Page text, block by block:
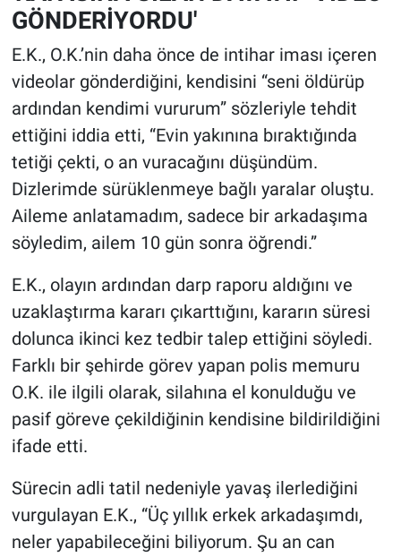
GÖNDERİYORDU'
E.K., O.K.’nin daha önce de intihar iması içeren
videolar gönderdiğini, kendisini “seni öldürüp
ardından kendimi vururum” sözleriyle tehdit
ettiğini iddia etti, “Evin yakınına bıraktığında
tetiği çekti, o an vuracağını düşündüm.
Dizlerimde sürüklenmeye bağlı yaralar oluştu.
Aileme anlatamadım, sadece bir arkadaşıma
söyledim, ailem 10 gün sonra öğrendi.”
E.K., olayın ardından darp raporu aldığını ve
uzaklaştırma kararı çıkarttığını, kararın süresi
dolunca ikinci kez tedbir talep ettiğini söyledi.
Farklı bir şehirde görev yapan polis memuru
O.K. ile ilgili olarak, silahına el konulduğu ve
pasif göreve çekildiğinin kendisine bildirildiğini
ifade etti.
Sürecin adli tatil nedeniyle yavaş ilerlediğini
vurgulayan E.K., “Üç yıllık erkek arkadaşımdı,
neler yapabileceğini biliyorum. Şu an can